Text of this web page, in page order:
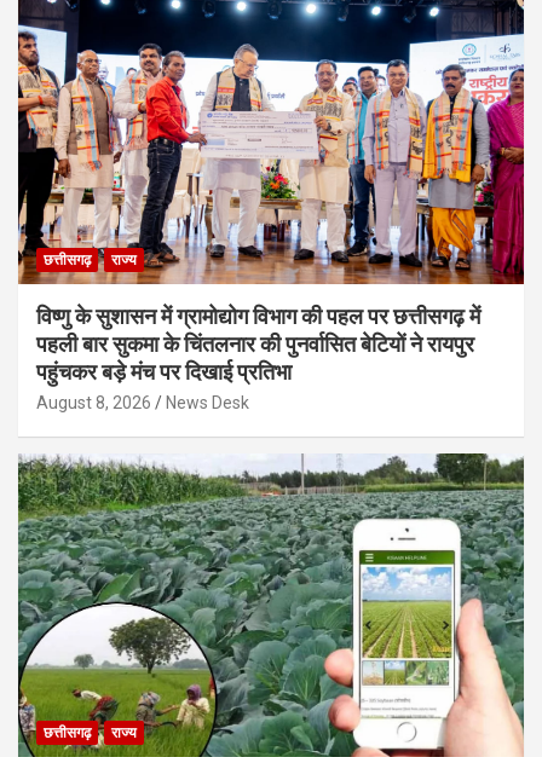
छत्तीसगढ़ राज्य
विष्णु के सुशासन में ग्रामोद्योग विभाग की पहल पर छत्तीसगढ़ में
पहली बार सुकमा के चिंतलनार की पुनर्वासित बेटियों ने रायपुर
पहुंचकर बड़े मंच पर दिखाई प्रतिभा
August 8, 2026 News Desk
छत्तीसगढ़ राज्य